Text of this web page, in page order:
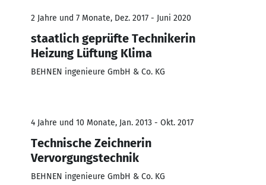
2 Jahre und 7 Monate, Dez. 2017 - Juni 2020
staatlich geprüfte Technikerin
Heizung Lüftung Klima
BEHNEN ingenieure GmbH & Co. KG
4 Jahre und 10 Monate, Jan. 2013 - Okt. 2017
Technische Zeichnerin
Vervorgungstechnik
BEHNEN ingenieure GmbH & Co. KG